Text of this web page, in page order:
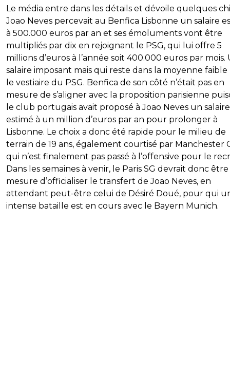
Le média entre dans les détails et dévoile quelques
Joao Neves percevait au Benfica Lisbonne un salaire
à 500.000 euros par an et ses émoluments vont être
multipliés par dix en rejoignant le PSG, qui lui offre 5
millions d’euros à l’année soit 400.000 euros par mois.
salaire imposant mais qui reste dans la moyenne
le vestiaire du PSG. Benfica de son côté n’était pas en
mesure de s’aligner avec la proposition parisienne
le club portugais avait proposé à Joao Neves un salaire
estimé à un million d’euros par an pour prolonger à
Lisbonne. Le choix a donc été rapide pour le milieu de
terrain de 19 ans, également courtisé par Manchester
qui n’est finalement pas passé à l’offensive pour le
Dans les semaines à venir, le Paris SG devrait donc
mesure d’officialiser le transfert de Joao Neves, en
attendant peut-être celui de Désiré Doué, pour qui
intense bataille est en cours avec le Bayern Munich.